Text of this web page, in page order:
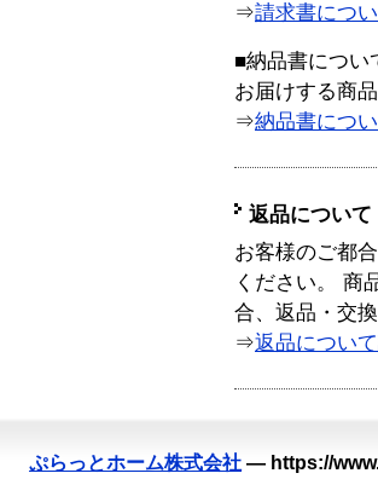
⇒請求書につ
■納品書につい
お届けする商
⇒納品書につ
返品について
お客様のご都
ください。 商
合、返品・交
⇒返品につい
ぷらっとホーム株式会社 — https://